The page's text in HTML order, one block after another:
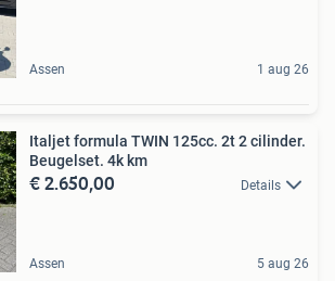
Assen 1 aug 26
Italjet formula TWIN 125cc. 2t 2 cilinder.
Beugelset. 4k km
€ 2.650,00 Details
Assen 5 aug 26